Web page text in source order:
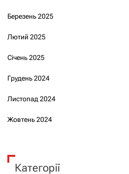
Березень 2025
Лютий 2025
Січень 2025
Грудень 2024
Листопад 2024
Жовтень 2024
Категорії